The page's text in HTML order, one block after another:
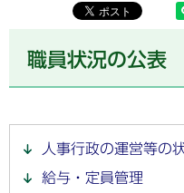
職員状況の公表
人事行政の運営等の
給与・定員管理